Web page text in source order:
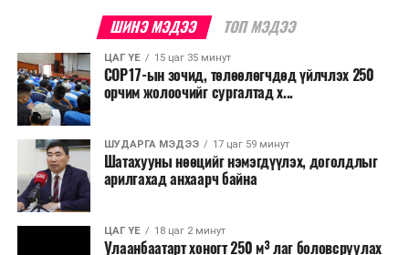
ШИНЭ МЭДЭЭ ТОП МЭДЭЭ
ЦАГ ҮЕ 15 цаг 35 минут
COP17-ын зочид, төлөөлөгчдөд үйлчлэх 250
орчим жолоочийг сургалтад х...
ШУДАРГА МЭДЭЭ 17 цаг 59 минут
Шатахууны нөөцийг нэмэгдүүлэх, доголдлыг
арилгахад анхаарч байна
ЦАГ ҮЕ 18 цаг 2 минут
Улаанбаатарт хоногт 250 м³ лаг боловсруулах